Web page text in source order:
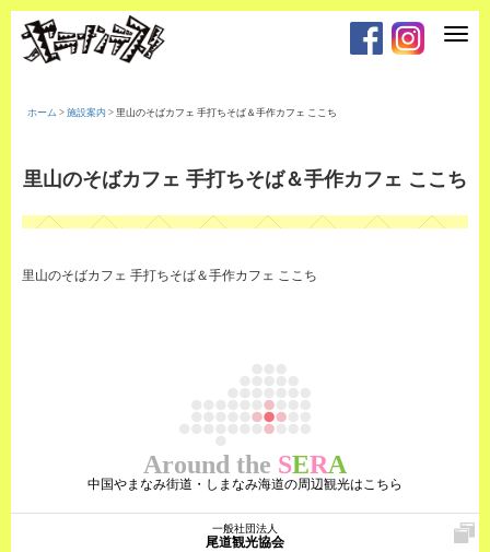
T
i
g
t
i
ホーム > 施設案内 > 里山のそばカフェ 手打ちそば＆手作カフェ ここち
里山のそばカフェ 手打ちそば＆手作カフェ ここち
里山のそばカフェ 手打ちそば＆手作カフェ ここち
Around the SERA
中国やまなみ街道・しまなみ海道の周辺観光はこちら
一般社団法人
尾道観光協会